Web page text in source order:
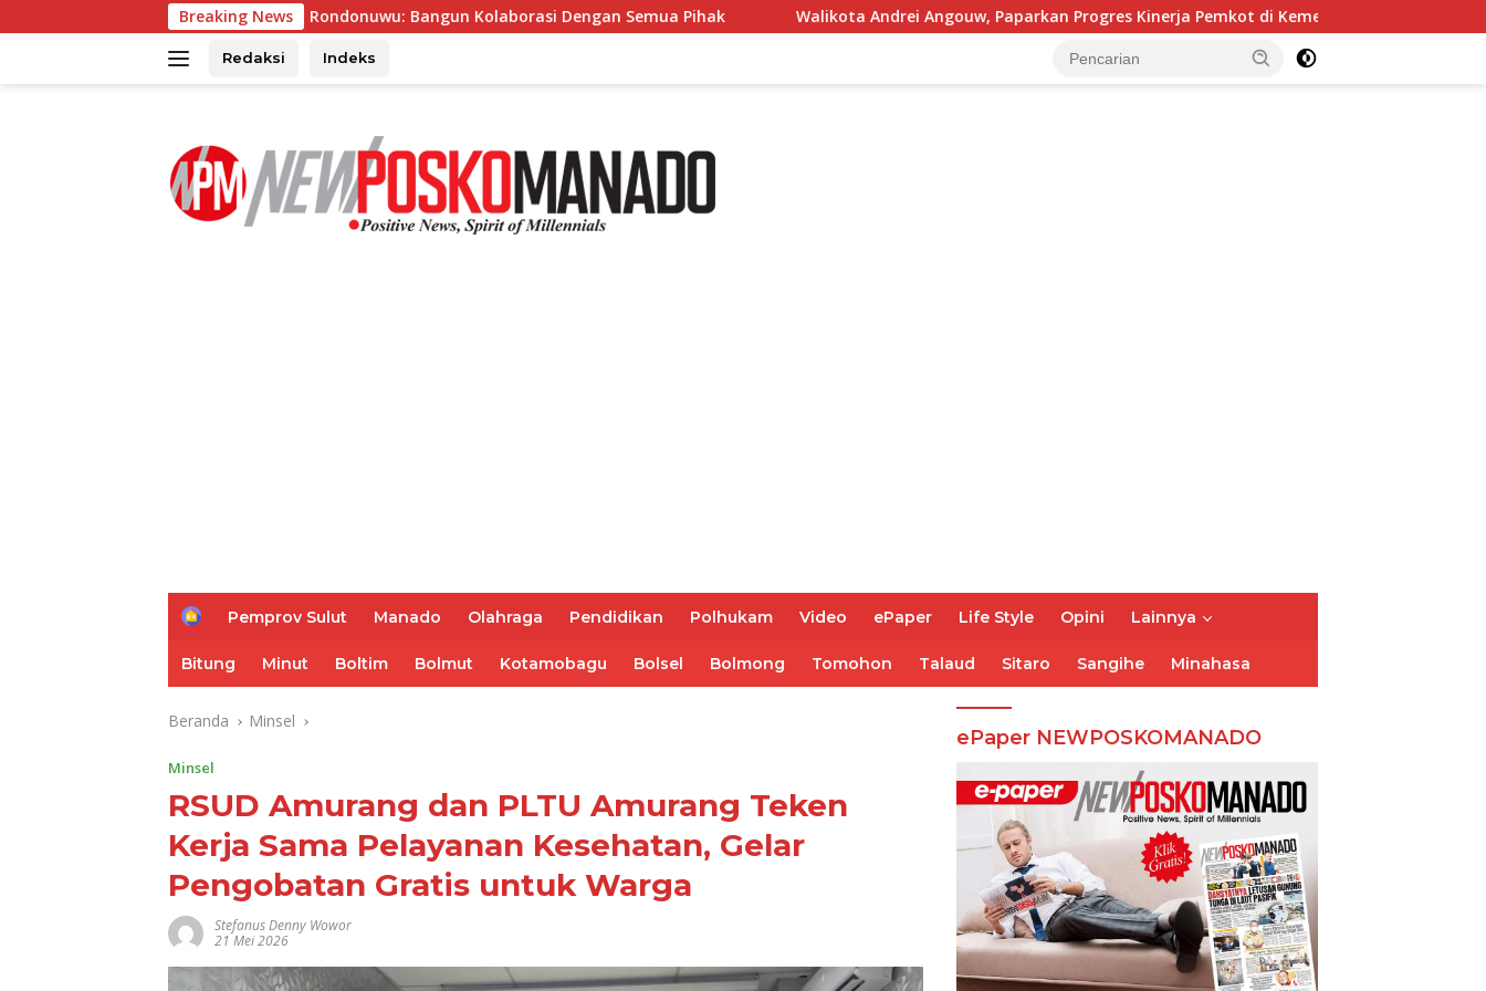
ke
Breaking News
Sulut Jahja Rondonuwu: Bangun Kolaborasi Dengan Semua Pihak Walikota Andrei Angouw, Paparkan Progres Kinerja Pemkot di Kementerian Investasi dan Hilirisasi/BKPM
Redaksi Indeks
H
e
Pemprov Sulut Manado Olahraga Pendidikan Polhukam Video ePaper Life Style Opini Lainnya
Bitung Minut Boltim Bolmut Kotamobagu Bolsel Bolmong Tomohon Talaud Sitaro Sangihe Minahasa
Beranda Minsel
Minsel
RSUD Amurang dan PLTU Amurang Teken
Kerja Sama Pelayanan Kesehatan, Gelar
Pengobatan Gratis untuk Warga
Stefanus Denny Wowor
21 Mei 2026
ePaper NEWPOSKOMANADO